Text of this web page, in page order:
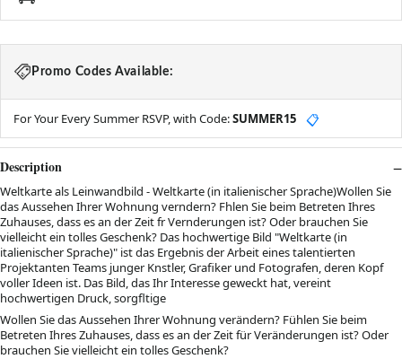
Promo Codes Available:
For Your Every Summer RSVP, with Code:SUMMER15 📋
Description
Weltkarte als Leinwandbild - Weltkarte (in italienischer Sprache)Wollen Sie
das Aussehen Ihrer Wohnung verndern? Fhlen Sie beim Betreten Ihres
Zuhauses, dass es an der Zeit fr Vernderungen ist? Oder brauchen Sie
vielleicht ein tolles Geschenk? Das hochwertige Bild "Weltkarte (in
italienischer Sprache)" ist das Ergebnis der Arbeit eines talentierten
Projektanten Teams junger Knstler, Grafiker und Fotografen, deren Kopf
voller Ideen ist. Das Bild, das Ihr Interesse geweckt hat, vereint
hochwertigen Druck, sorgfltige
Wollen Sie das Aussehen Ihrer Wohnung verändern? Fühlen Sie beim
Betreten Ihres Zuhauses, dass es an der Zeit für Veränderungen ist? Oder
brauchen Sie vielleicht ein tolles Geschenk?